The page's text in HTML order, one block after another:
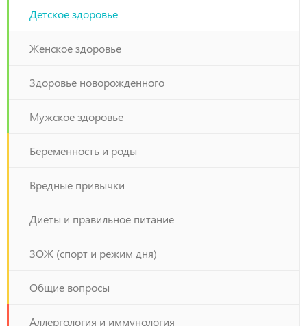
Детское здоровье
Женское здоровье
Здоровье новорожденного
Мужское здоровье
Беременность и роды
Вредные привычки
Диеты и правильное питание
ЗОЖ (спорт и режим дня)
Общие вопросы
Аллергология и иммунология